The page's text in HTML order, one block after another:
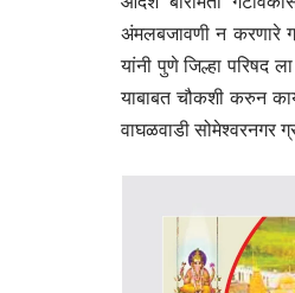
अंमलबजावणी न करणारे
यांनी पुणे जिल्हा परिषद
याबाबत चौकशी करुन
वाघळवाडी सोमेश्वरनगर